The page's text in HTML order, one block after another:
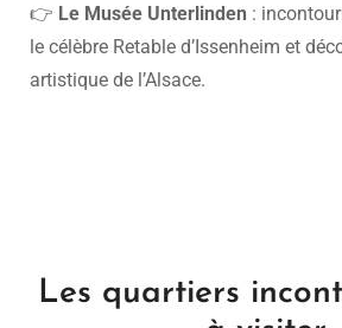
👉 Le Musée Unterlinden :
le célèbre Retable d’Issenheim et
artistique de l’Alsace.
Les quartiers